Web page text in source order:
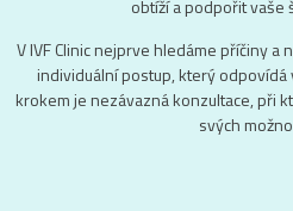
obtíží a podpořit vaše
V IVF Clinic nejprve hledáme příčiny a
individuální postup, který odpovídá
krokem je nezávazná konzultace, při
svých